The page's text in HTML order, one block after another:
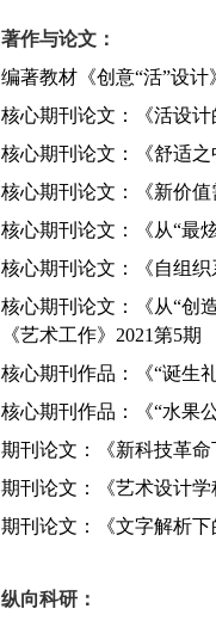
著作与论文：
编著教材《创意“活”设
核心期刊论文：《活设
核心期刊论文：《舒适
核心期刊 论文：《新价值
核心期刊 论文：《从“最
核心期刊 论文 ：《自组
核心期刊 论文 ：《从“创
《艺术工作》2021第5期
核心期刊 作品 ：《“诞生
核心期刊 作品 ：《“水果
期刊 论文 ：《新科技革
期刊 论文 ：《艺术设计
期刊 论文 ：《文字解析
纵向科研：